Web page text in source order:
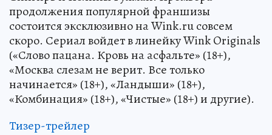
продолжения популярной франшизы
состоится эксклюзивно на Wink.ru совсем
скоро. Сериал войдет в линейку Wink Originals
(«‎Слово пацана. Кровь на асфальте» (18+),
«Москва слезам не верит. Все только
начинается» (18+), «Ландыши» (18+),
«Комбинация» (18+), «Чистые» (18+) и другие).
Тизер-трейлер